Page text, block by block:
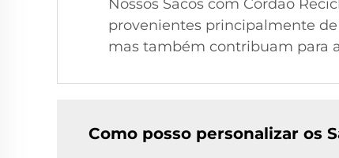
Nossos Sacos com Cordão
provenientes principalmente de
mas também contribuam para
Como posso personalizar os